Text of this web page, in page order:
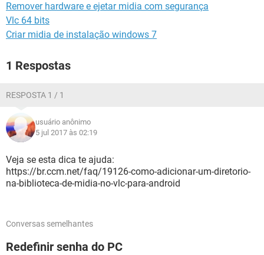
Remover hardware e ejetar midia com segurança
Vlc 64 bits
Criar midia de instalação windows 7
1 Respostas
RESPOSTA 1 / 1
usuário anônimo
5 jul 2017 às 02:19
Veja se esta dica te ajuda:
https://br.ccm.net/faq/19126-como-adicionar-um-diretorio-
na-biblioteca-de-midia-no-vlc-para-android
Conversas semelhantes
Redefinir senha do PC